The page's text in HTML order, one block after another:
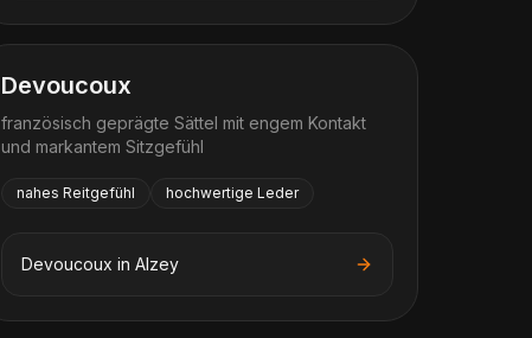
Devoucoux
französisch geprägte Sättel mit engem Kontakt
und markantem Sitzgefühl
nahes Reitgefühl hochwertige Leder
Devoucoux in Alzey